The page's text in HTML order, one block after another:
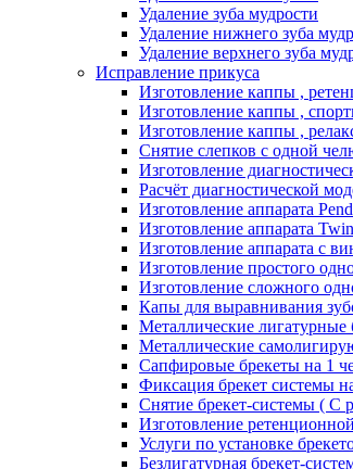
Удаление зуба мудрости
Удаление нижнего зуба
Удаление верхнего зуба
Исправление прикуса
Изготовление каппы ,
Изготовление каппы ,
Изготовление каппы ,
Снятие слепков с одной
Изготовление
Расчёт диагностической
Изготовление аппарата
Изготовление аппарата
Изготовление аппарата с
Изготовление простого
Изготовление сложного
Капы для выравнивания
Металлические лигатурные
Металлические
Сапфировые брекеты на 1
Фиксация брекет системы
Снятие брекет-системы ( С
Изготовление
Услуги по установке
Безлигатурная брекет-